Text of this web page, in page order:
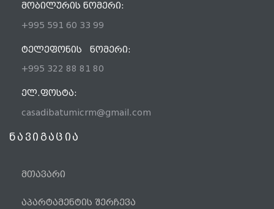
ᲛᲝᲑᲘᲚᲣᲠᲘᲡ ᲜᲝᲛᲔᲠᲘ:
+995 591 60 33 99
ᲢᲔᲚᲔᲤᲝᲜᲘᲡ ᲜᲝᲛᲔᲠᲘ:
+995 322 88 81 80
ᲔᲚ.ᲤᲝᲡᲢᲐ:
casadibatumicrm@gmail.com
ნავიგაცია
მთავარი
აპარტამენტის შერჩევა